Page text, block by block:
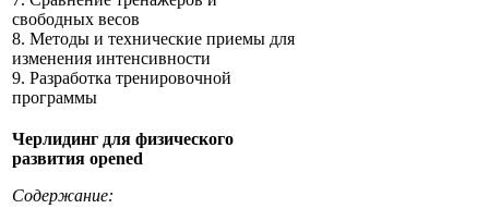
свободных весов
8. Методы и технические приемы для
изменения интенсивности
9. Разработка тренировочной
программы
Черлидинг для физического
развития opened
Содержание: